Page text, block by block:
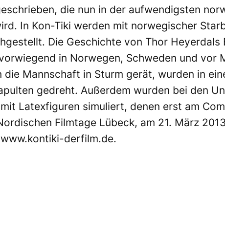
die nun in der aufwendigsten
In Kon-Tiki werden mit norwegischer
Die Geschichte von Thor
in Norwegen, Schweden und vor
die Mannschaft in Sturm gerät, wurden in
gedreht. Außerdem wurden bei den
Latexfiguren simuliert, denen erst am
Filmtage Lübeck, am 21. März
www.kontiki-derfilm.de.